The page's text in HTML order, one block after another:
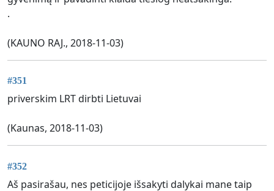
.
(KAUNO RAJ., 2018-11-03)
#351
priverskim LRT dirbti Lietuvai
(Kaunas, 2018-11-03)
#352
Aš pasirašau, nes peticijoje išsakyti dalykai mane taip